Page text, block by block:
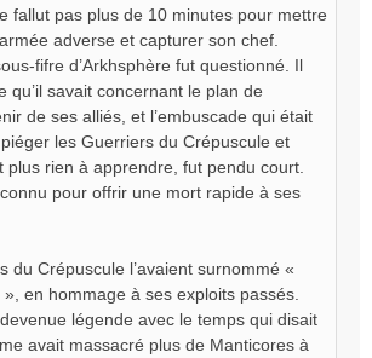
fallut pas plus de 10 minutes pour mettre
adverse et capturer son chef.
fifre d’Arkhsphère fut questionné. Il
qu’il savait concernant le plan de
de ses alliés, et l’embuscade qui était
les Guerriers du Crépuscule et
plus rien à apprendre, fut pendu court.
pour offrir une mort rapide à ses
du Crépuscule l’avaient surnommé «
en hommage à ses exploits passés.
légende avec le temps qui disait
avait massacré plus de Manticores à